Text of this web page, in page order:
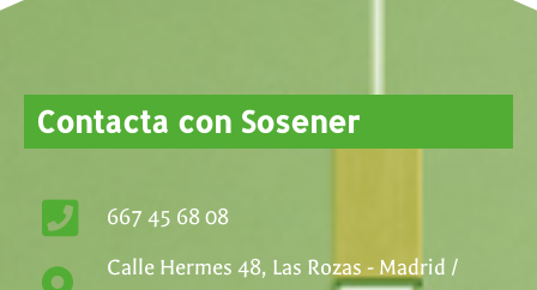
Contacta con Sosener
667 45 68 08
Calle Hermes 48, Las Rozas - Madrid /